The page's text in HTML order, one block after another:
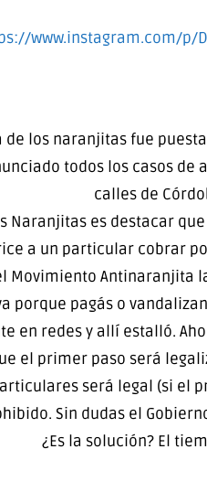
www.instagram.com/p/
los naranjitas fue
todos los casos
calles de
es destacar
a un particular cobrar
Movimiento Antinaranjita
porque pagás o
en redes y allí estalló.
el primer paso será
será legal (si el
Sin dudas el
¿Es la solución? El